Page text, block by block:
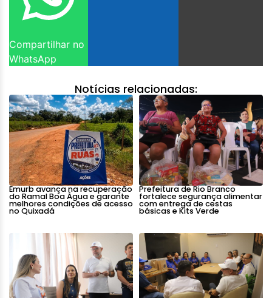
Compartilhar no
WhatsApp
Notícias relacionadas:
Emurb avança na recuperação
do Ramal Boa Água e garante
melhores condições de acesso
no Quixadá
Prefeitura de Rio Branco
fortalece segurança alimentar
com entrega de cestas
básicas e Kits Verde